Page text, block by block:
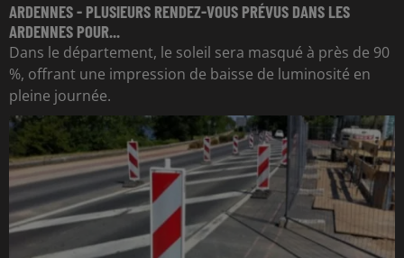
ARDENNES - PLUSIEURS RENDEZ-VOUS PRÉVUS DANS LES
ARDENNES POUR...
Dans le département, le soleil sera masqué à près de 90
%, offrant une impression de baisse de luminosité en
pleine journée.